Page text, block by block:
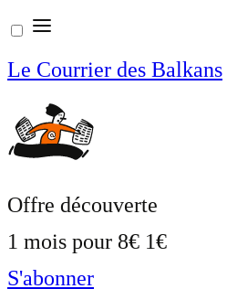
Aller
au
contenu
Le Courrier des Balkans
Offre découverte
1 mois pour 8€ 1€
S'abonner